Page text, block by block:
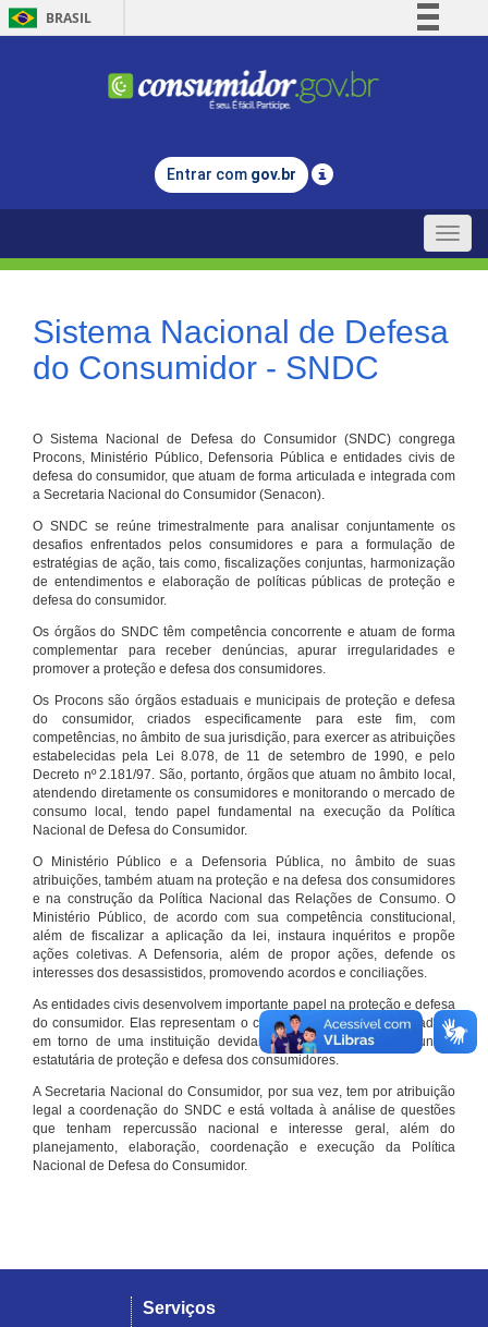
BRASIL
Comunica BR
Legislação
Entrar com gov.br
Toggle
Sistema Nacional de Defesa
do Consumidor - SNDC
O Sistema Nacional de Defesa do Consumidor (SNDC) congrega
Procons, Ministério Público, Defensoria Pública e entidades civis de
defesa do consumidor, que atuam de forma articulada e integrada com
a Secretaria Nacional do Consumidor (Senacon).
O SNDC se reúne trimestralmente para analisar conjuntamente os
desafios enfrentados pelos consumidores e para a formulação de
estratégias de ação, tais como, fiscalizações conjuntas, harmonização
de entendimentos e elaboração de políticas públicas de proteção e
defesa do consumidor.
Os órgãos do SNDC têm competência concorrente e atuam de forma
complementar para receber denúncias, apurar irregularidades e
promover a proteção e defesa dos consumidores.
Os Procons são órgãos estaduais e municipais de proteção e defesa
do consumidor, criados especificamente para este fim, com
competências, no âmbito de sua jurisdição, para exercer as atribuições
estabelecidas pela Lei 8.078, de 11 de setembro de 1990, e pelo
Decreto nº 2.181/97. São, portanto, órgãos que atuam no âmbito local,
atendendo diretamente os consumidores e monitorando o mercado de
consumo local, tendo papel fundamental na execução da Política
Nacional de Defesa do Consumidor.
O Ministério Público e a Defensoria Pública, no âmbito de suas
atribuições, também atuam na proteção e na defesa dos consumidores
e na construção da Política Nacional das Relações de Consumo. O
Ministério Público, de acordo com sua competência constitucional,
além de fiscalizar a aplicação da lei, instaura inquéritos e propõe
ações coletivas. A Defensoria, além de propor ações, defende os
interesses dos desassistidos, promovendo acordos e conciliações.
As entidades civis desenvolvem importante papel na proteção e defesa
do consumidor. Elas representam o conjunto organizado de cidadãos
em torno de uma instituição devidamente registrada e com função
estatutária de proteção e defesa dos consumidores.
A Secretaria Nacional do Consumidor, por sua vez, tem por atribuição
legal a coordenação do SNDC e está voltada à análise de questões
que tenham repercussão nacional e interesse geral, além do
planejamento, elaboração, coordenação e execução da Política
Nacional de Defesa do Consumidor.
Serviços